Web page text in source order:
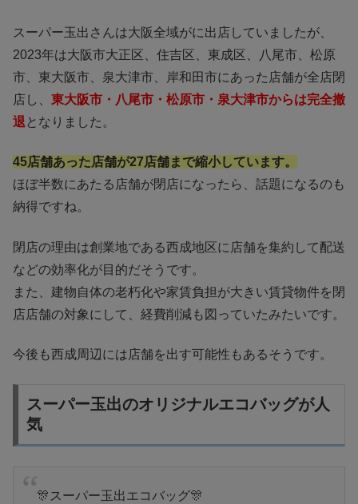
スーパー玉出さんは大阪全域がに出店していましたが、
2023年は大阪市大正区、住吉区、東成区、八尾市、松原
市、東大阪市、泉大津市、岸和田市にあった店舗が全店閉
店し、 東大阪市・八尾市・松原市・泉大津市からは完全撤
退 となりました。
45店舗あった店舗が27店舗まで縮小しています。
ほぼ半数にあたる店舗が閉店になったら、話題になるのも
納得ですね。
閉店の理由は創業地である西成地区に店舗を集約して配送
などの効率化が目的だそうです。
また、建物自体の老朽化や家賃負担が大きい賃貸物件を閉
店店舗の対象にして、経費削減も図っていたみたいです。
今後も西成周辺には店舗を出す可能性もあるそうです。
スーパー玉出のオリジナルエコバッグが人
気
🎊スーパー玉出エコバッグ🎊